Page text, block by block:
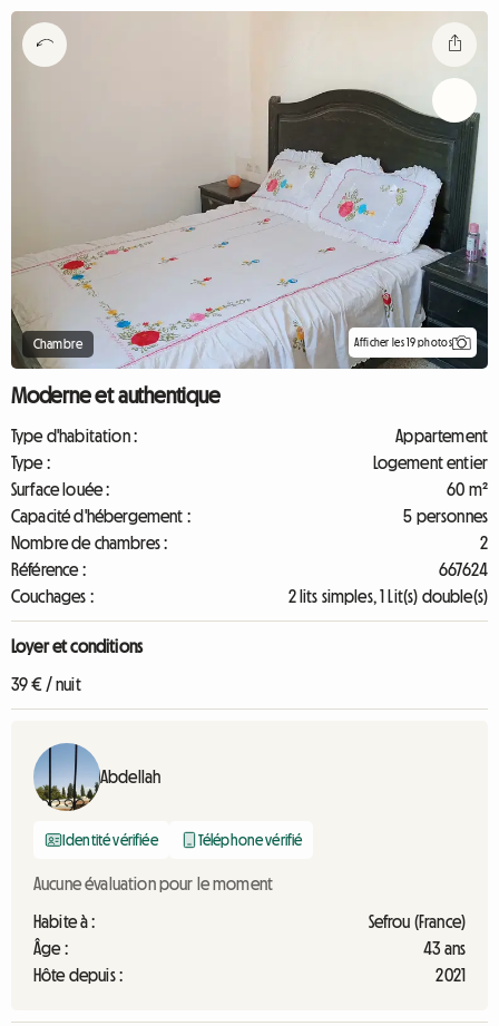
Chambre Afficher les 19 photos
Moderne et authentique
Type d'habitation :
Appartement
Type :
Logement entier
Surface louée :
60 m²
Capacité d'hébergement :
5 personnes
Nombre de chambres :
2
Référence :
667624
Couchages :
2 lits simples, 1 Lit(s) double(s)
Loyer et conditions
39 € / nuit
Abdellah
Identité vérifiée Téléphone vérifié
Aucune évaluation pour le moment
Habite à :
Sefrou (France)
Âge :
43 ans
Hôte depuis :
2021